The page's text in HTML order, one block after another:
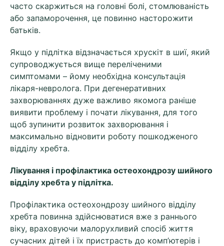
часто скаржиться на головні болі, стомлюваність
або запаморочення, це повинно насторожити
батьків.
Якщо у підлітка відзначається хрускіт в шиї, який
супроводжується вище переліченими
симптомами – йому необхідна консультація
лікаря-невролога. При дегенеративних
захворюваннях дуже важливо якомога раніше
виявити проблему і почати лікування, для того
щоб зупинити розвиток захворювання і
максимально відновити роботу пошкодженого
відділу хребта.
Лікування і профілактика остеохондрозу шийного
відділу хребта у підлітка.
Профілактика остеохондрозу шийного відділу
хребта повинна здійснюватися вже з раннього
віку, враховуючи малорухливий спосіб життя
сучасних дітей і їх пристрасть до комп’ютерів і